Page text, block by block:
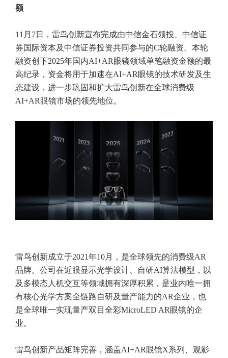
额
11月7日，雷鸟创新宣布完成由中信金石领投、中信证
券国际资本及中信证券投资共同参与的C轮融资。本轮
融资创下2025年国内AI+AR眼镜领域单笔融资金额的最
高纪录，资金将用于加速在AI+AR眼镜的技术研发及生
态建设，进一步巩固和扩大雷鸟创新在全球消费级
AI+AR眼镜市场的领先地位。
雷鸟创新成立于2021年10月，是全球领先的消费级AR
品牌。公司在近眼显示光学设计、自研AI算法模型，以
及多模态人机交互等领域拥有深厚积累，是业内唯一拥
有核心光学方案全链路自研及量产能力的AR企业，也
是全球唯一实现量产双目全彩MicroLED AR眼镜的企
业。
雷鸟创新产品矩阵完善，涵盖AI+AR眼镜X系列、观影